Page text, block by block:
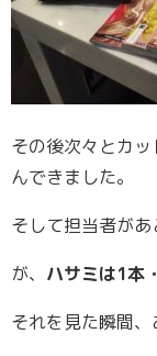
その後次々とカ
んできました。
そして担当者があ
が、 ハサミは1本
それを見た瞬間